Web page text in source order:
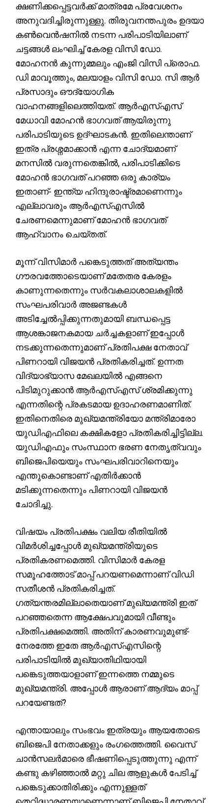
ക്ഷണിക്കപ്പെട്ടവർക്ക് മാത്രമേ പ്രവേശനം
അനുവദിച്ചിരുന്നുള്ളു. തിരുവനന്തപുരം ഉദയാ
കൺവെൻഷനിൽ നടന്ന പരിപാടിയിലാണ്
ചട്ടങ്ങൾ ലംഘിച്ച് കേരള വിസി ഡോ.
മോഹനൻ കുന്നുമ്മലും എംജി വിസി പ്രൊഫ.
ഡി മാവൂത്തും, മലയാളം വിസി ഡോ. സി ആർ
പ്രസാദും ഔദ്യോഗിക
വാഹനങ്ങളിലെത്തിയത്. ആർഎസ്എസ്
മേധാവി മോഹൻ ഭാഗവത് ആയിരുന്നു
പരിപാടിയുടെ ഉദ്ഘാടകൻ. ഇതിലെന്താണ്
ഇത്ര പ്രശ്നമാക്കാൻ എന്ന ചോദ്യമാണ്
മനസിൽ വരുന്നതെങ്കിൽ, പരിപാടിക്കിടെ
മോഹൻ ഭാ​ഗവത് പറഞ്ഞ ഒരു കാര്യം
ഇതാണ്- ഇന്ത്യ ഹിന്ദുരാഷ്ട്രമാണെന്നും
എല്ലാവരും ആർഎസ്‌എസിൽ
ചേരണമെന്നുമാണ് മോഹൻ ഭാഗവത്
ആഹ്വാനം ചെയ്തത്.
മൂന്ന് വിസിമാർ പങ്കെടുത്തത് അത്യന്തം
ഗൗരവത്തോടെയാണ് മതേതര കേരളം
കാണുന്നതെന്നും സർവകലാശാലകളിൽ
സംഘപരിവാർ അജണ്ടകൾ
അടിച്ചേൽപ്പിക്കുന്നതുമായി ബന്ധപ്പെട്ട
ആശങ്കാജനകമായ ചർച്ചകളാണ് ഇപ്പോൾ
നടക്കുന്നതെന്നുമാണ് പ്രതിപക്ഷ നേതാവ്
പിണറായി വിജയൻ പ്രതികരിച്ചത്. ഉന്നത
വിദ്യാഭ്യാസ മേഖലയിൽ എങ്ങനെ
പിടിമുറുക്കാൻ ആർഎസ്എസ് ശ്രമിക്കുന്നു
എന്നതിന്റെ പ്രകടമായ ഉദാഹരണമാണിത്.
ഇതിനെതിരെ മുഖ്യമന്ത്രിയോ മന്ത്രിമാരോ
യുഡിഎഫിലെ കക്ഷികളോ പ്രതികരിച്ചിട്ടില്ല.
യുഡിഎഫും സംസ്ഥാന ഭരണ നേതൃത്വവും
ബിജെപിയെയും സംഘപരിവാറിനെയും
എന്തുകൊണ്ടാണ് എതിർക്കാൻ
മടിക്കുന്നതെന്നും പിണറായി വിജയൻ
ചോദിച്ചു.
വിഷയം പ്രതിപക്ഷം വലിയ രീതിയിൽ
വിമർശിച്ചപ്പോൾ മുഖ്യമന്ത്രിയുടെ
പ്രതികരണമെത്തി. വിസിമാർ കേരള
സമൂഹത്തോട് മാപ്പ് പറയണമെന്നാണ് വിഡി
സതീശൻ പ്രതികരിച്ചത്. ​
ഗത്യന്തരമില്ലാതെയാണ് മുഖ്യമന്ത്രി ഇത്
പറഞ്ഞതെന്ന ആക്ഷേപവുമായി വീണ്ടും
പ്രതിപക്ഷമെത്തി. അതിന് കാരണവുമുണ്ട്-
നേരത്തേ ഇതേ ആർഎസ്എസിന്റെ
പരിപാടിയിൽ മുഖ്യാതിഥിയായി
പങ്കെടുത്തയാളാണ് ഇന്നത്തെ നമ്മുടെ
മുഖ്യമന്ത്രി. അപ്പോൾ ആരാണ് ആദ്യം മാപ്പ്
പറയേണ്ടത്?
എന്തായാലും സംഭവം ഇത്രയും ആയതോടെ
ബിജെപി നേതാക്കളും രം​ഗത്തെത്തി. വൈസ്
ചാൻസലർമാരെ ഭീഷണിപ്പെടുത്തുന്നു എന്ന്
കണ്ടു കഴിഞ്ഞാൽ മറ്റു ചില ആളുകൾ പേടിച്ച്
പങ്കെടുക്കാതിരിക്കും എന്നുള്ളത്